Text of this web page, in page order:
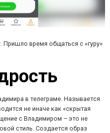
время общаться с «гуру»
в телеграме. Называется
не иначе как «скрытая
с Владимиром – это не
стиль. Создается образ